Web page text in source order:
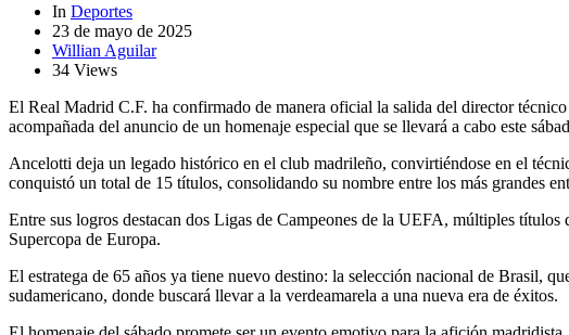
In Deportes
23 de mayo de 2025
Willian Aguilar
34 Views
El Real Madrid C.F. ha confirmado de manera oficial la salida del director
acompañada del anuncio de un homenaje especial que se llevará a cabo este
Ancelotti deja un legado histórico en el club madrileño, convirtiéndose en el
conquistó un total de 15 títulos, consolidando su nombre entre los más grandes
Entre sus logros destacan dos Ligas de Campeones de la UEFA, múltiples
Supercopa de Europa.
El estratega de 65 años ya tiene nuevo destino: la selección nacional de Brasil,
sudamericano, donde buscará llevar a la verdeamarela a una nueva era de éxitos.